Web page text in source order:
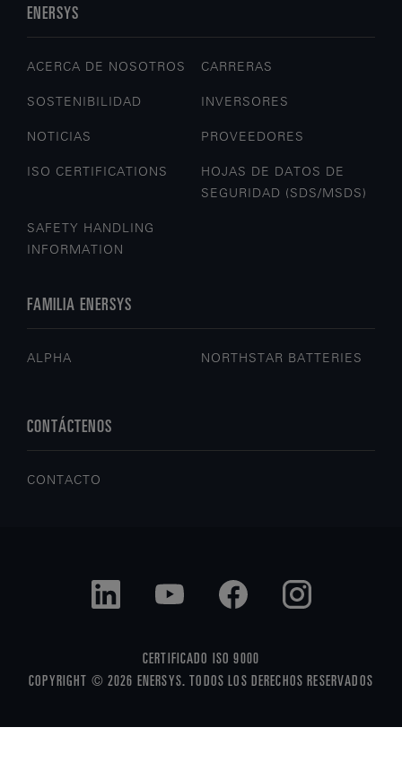
ENERSYS
ACERCA DE NOSOTROS CARRERAS
SOSTENIBILIDAD INVERSORES
NOTICIAS PROVEEDORES
ISO CERTIFICATIONS
HOJAS DE DATOS DE
SEGURIDAD (SDS/MSDS)
SAFETY HANDLING
INFORMATION
FAMILIA ENERSYS
ALPHA NORTHSTAR BATTERIES
CONTÁCTENOS
CONTACTO
CERTIFICADO ISO 9000
COPYRIGHT © 2026 ENERSYS. TODOS LOS DERECHOS RESERVADOS